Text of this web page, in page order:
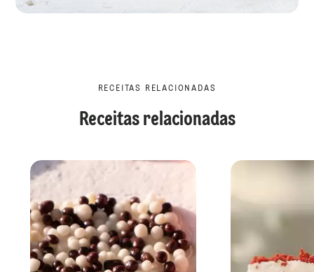
RECEITAS RELACIONADAS
Receitas relacionadas